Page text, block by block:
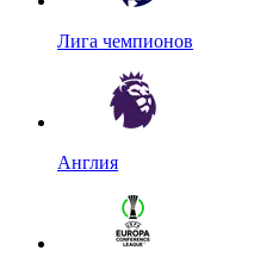
Лига чемпионов
Англия